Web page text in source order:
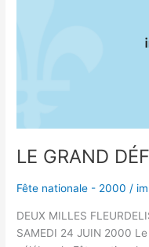
LE GRAND
Fête nationale - 2000 /
DEUX MILLES
SAMEDI 24 JUIN 2000